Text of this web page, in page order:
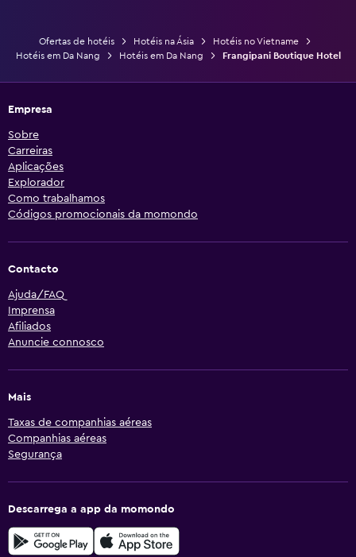
Ofertas de hotéis Hotéis na Ásia
Hotéis no Vietname
Hotéis em Da Nang
Hotéis em Da Nang Frangipani Boutique Hotel
Empresa
Sobre
Carreiras
Aplicações
Explorador
Como trabalhamos
Códigos promocionais da momondo
Contacto
Ajuda/FAQ
Imprensa
Afiliados
Anuncie connosco
Mais
Taxas de companhias aéreas
Companhias aéreas
Segurança
Descarrega a app da momondo